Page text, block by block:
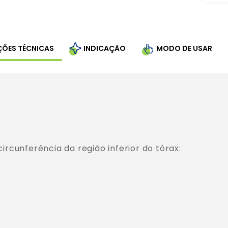
TÉCNICAS INDICAÇÃO MODO DE USAR
da região inferior do tórax: